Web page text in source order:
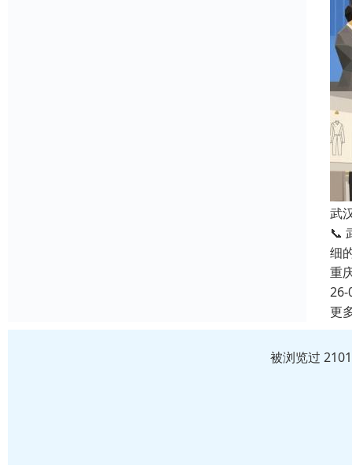
武
📞
细
重
26-
更
被浏览过